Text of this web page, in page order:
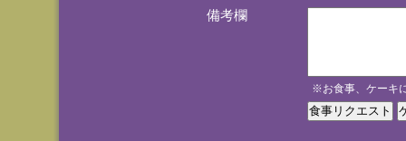
備考欄
※お食事、ケーキ